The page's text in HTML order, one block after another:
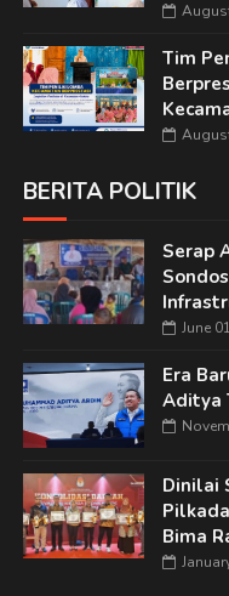
Tim
BERITA POLITIK
Serap
June
Era
Aditya
Dinilai
Bima